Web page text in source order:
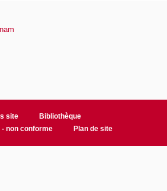
site
Bibliothèque
non conforme
Plan de site